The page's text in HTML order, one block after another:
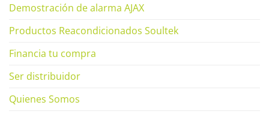
Demostración de alarma AJAX
Productos Reacondicionados Soultek
Financia tu compra
Ser distribuidor
Quienes Somos